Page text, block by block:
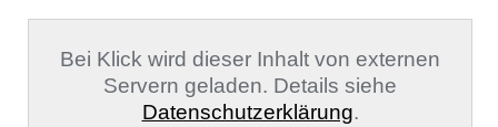
Bei Klick wird dieser Inhalt von externen
Servern geladen. Details siehe
Datenschutzerklärung.